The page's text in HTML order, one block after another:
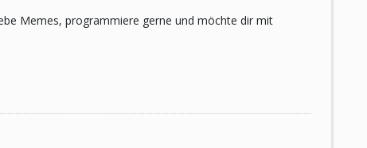
Memes, programmiere gerne und möchte dir mit